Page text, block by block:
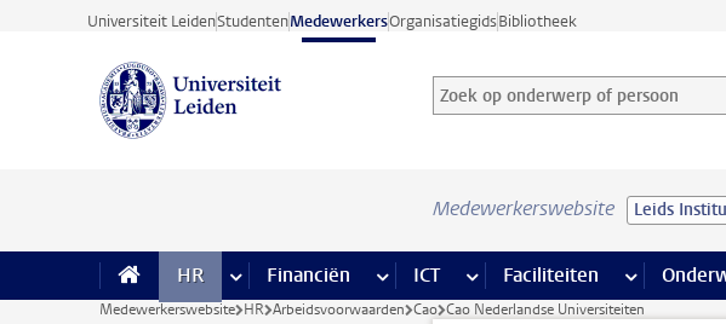
Ga direct naar de inhoud
Universiteit LeidenStudentenMedewerkersOrganisatiegidsBibliotheek
Zoek op onderwerp of persoon en
Zoekterm
Medewerkerswebsite Leids
HR meer HR pagina’s
Financiën meer Financiën pagina’s
ICT meer ICT pagina’s
Faciliteiten meer
Medewerkerswebsite HR Arbeidsvoorwaarden Cao Cao Nederlandse Universiteiten